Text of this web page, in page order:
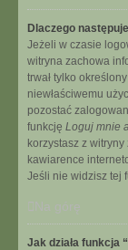
Dlaczego
Jeżeli w czasie
witryna zachowa
trwał tylko
niewłaściwemu
pozostać
funkcję Loguj mnie
korzystasz z
kawiarence
Jeśli nie widzisz tej
Na górę
Jak działa funkcja